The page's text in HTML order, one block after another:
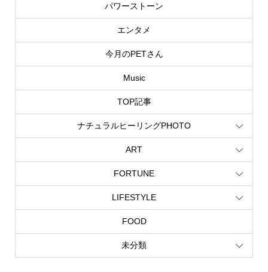
パワーストーン
エンタメ
今月のPETさん
Music
TOP記事
ナチュラルヒーリングPHOTO
ART
FORTUNE
LIFESTYLE
FOOD
未分類